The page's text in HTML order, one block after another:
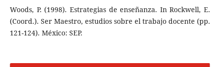
Woods, P. (1998). Estrategias de enseñanza. In Rockwell, E.
(Coord.). Ser Maestro, estudios sobre el trabajo docente (pp.
121-124). México: SEP.